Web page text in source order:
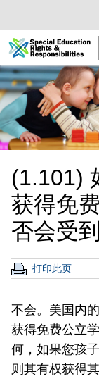
Main
Content
sub
navigation
(1.101)
获得免
否会受
打印此页
不会。美国内
获得免费公立
何，如果您孩
则其有权获得